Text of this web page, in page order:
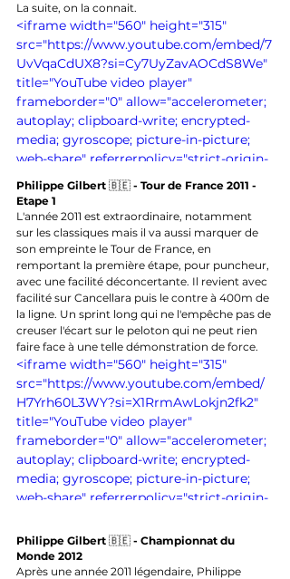
La suite, on la connait.
<iframe width="560" height="315"
src="https://www.youtube.com/embed/7
UvVqaCdUX8?si=Cy7UyZavAOCdS8We"
title="YouTube video player"
frameborder="0" allow="accelerometer;
autoplay; clipboard-write; encrypted-
media; gyroscope; picture-in-picture;
web-share" referrerpolicy="strict-origin-
when-cross-origin" allowfullscreen>
</iframe>
Philippe Gilbert 🇧🇪 - Tour de France 2011 -
Etape 1
L'année 2011 est extraordinaire, notamment
sur les classiques mais il va aussi marquer de
son empreinte le Tour de France, en
remportant la première étape, pour puncheur,
avec une facilité déconcertante. Il revient avec
facilité sur Cancellara puis le contre à 400m de
la ligne. Un sprint long qui ne l'empêche pas de
creuser l'écart sur le peloton qui ne peut rien
faire face à une telle démonstration de force.
<iframe width="560" height="315"
src="https://www.youtube.com/embed/
H7Yrh60L3WY?si=X1RrmAwLokjn2fk2"
title="YouTube video player"
frameborder="0" allow="accelerometer;
autoplay; clipboard-write; encrypted-
media; gyroscope; picture-in-picture;
web-share" referrerpolicy="strict-origin-
</iframe>
Philippe Gilbert 🇧🇪 - Championnat du
Monde 2012
Après une année 2011 légendaire, Philippe